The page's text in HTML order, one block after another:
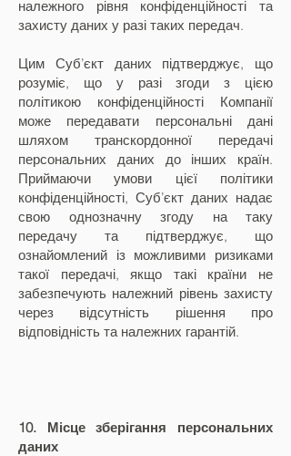
належного рівня конфіденційності та
захисту даних у разі таких передач.
Цим Суб’єкт даних підтверджує, що
розуміє, що у разі згоди з цією
політикою конфіденційності Компанії
може передавати персональні дані
шляхом транскордонної передачі
персональних даних до інших країн.
Приймаючи умови цієї політики
конфіденційності, Суб’єкт даних надає
свою однозначну згоду на таку
передачу та підтверджує, що
ознайомлений із можливими ризиками
такої передачі, якщо такі країни не
забезпечують належний рівень захисту
через відсутність рішення про
відповідність та належних гарантій.
10. Місце зберігання персональних
даних